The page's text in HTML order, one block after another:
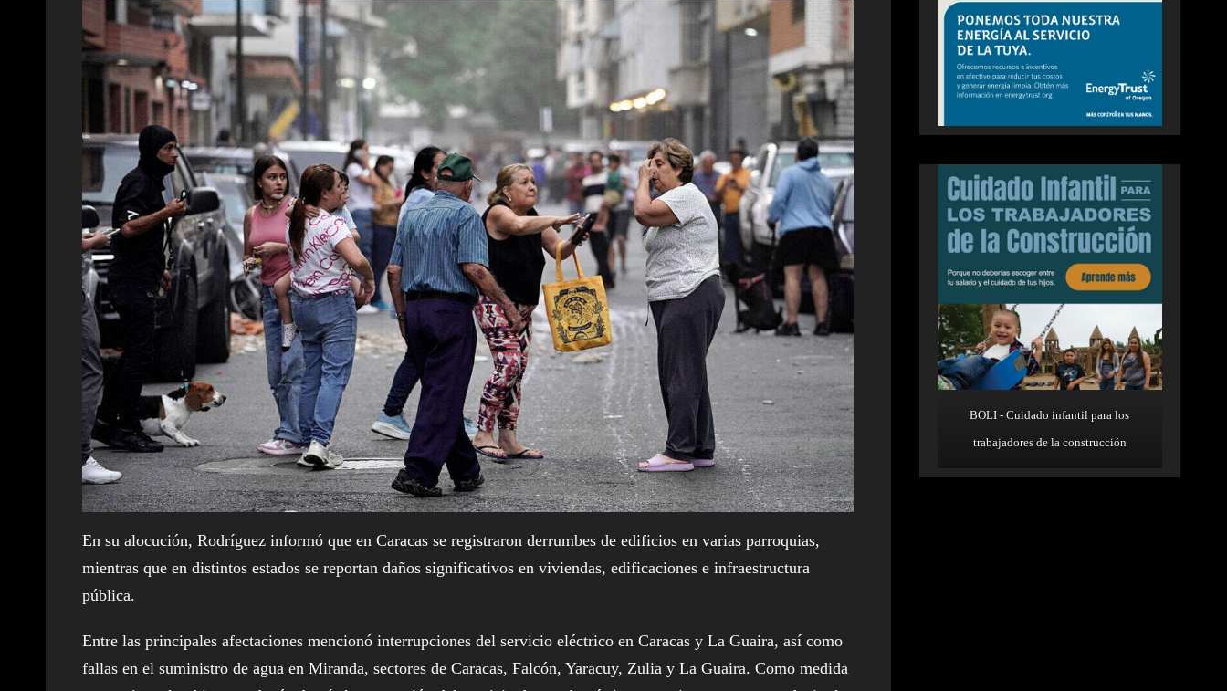
En su alocución, Rodríguez informó que en Caracas se registraron derrumbes de edificios en varias parroquias,
mientras que en distintos estados se reportan daños significativos en viviendas, edificaciones e infraestructura
pública.
Entre las principales afectaciones mencionó interrupciones del servicio eléctrico en Caracas y La Guaira, así como
fallas en el suministro de agua en Miranda, sectores de Caracas, Falcón, Yaracuy, Zulia y La Guaira. Como medida
BOLI - Cuidado infantil para los
trabajadores de la construcción